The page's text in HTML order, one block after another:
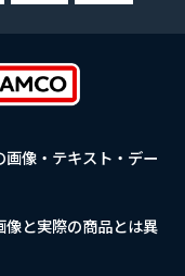
像・テキスト・デー
と実際の商品とは異